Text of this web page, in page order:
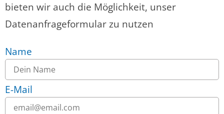
bieten wir auch die Möglichkeit, unser
Datenanfrageformular zu nutzen
Name
E-Mail